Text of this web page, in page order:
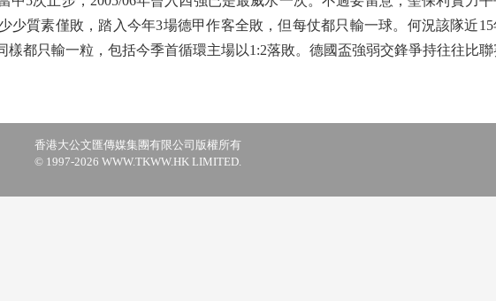
少質素僅敗，踏入今年3場德甲作客全敗，但每仗都只輸一球。何況該隊近15
樣都只輸一粒，包括今季首循環主場以1:2落敗。德國盃強弱交鋒爭持往往比聯
香港大公文匯傳媒集團有限公司版權所有
© 1997-2026 WWW.TKWW.HK LIMITED.